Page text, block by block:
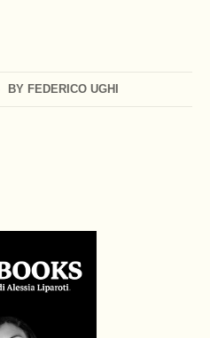
BY FEDERICO UGHI